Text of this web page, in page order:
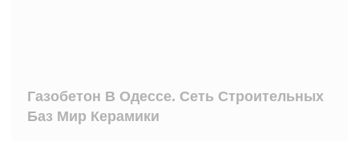
Газобетон В Одессе. Сеть Строительных
Баз Мир Керамики